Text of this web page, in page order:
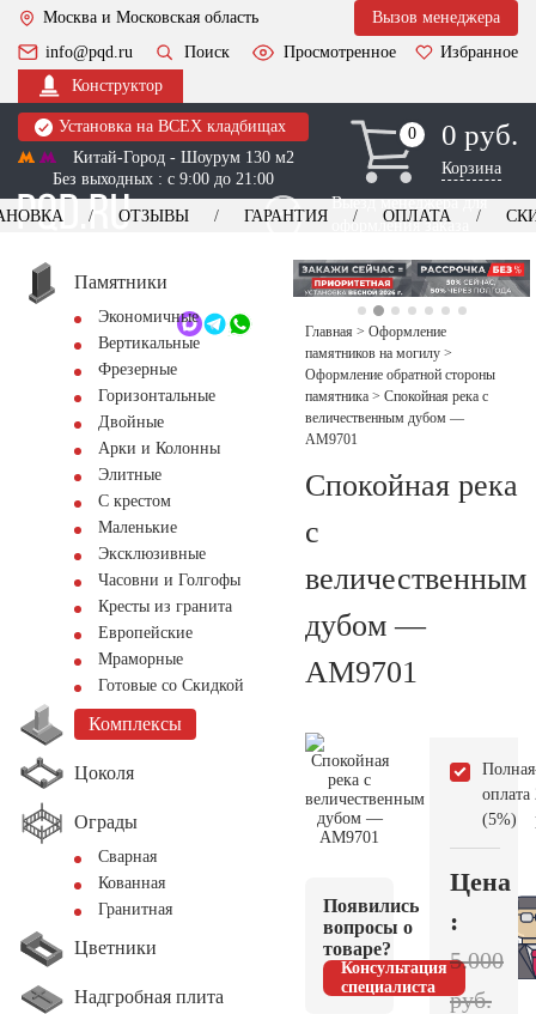
Москва и Московская область
Вызов менеджера
info@pqd.ru
Поиск Просмотренное
Избранное
Конструктор
Установка на ВСЕХ кладбищах
Китай-Город - Шоурум 130 м2
Без выходных : с 9:00 до 21:00
0
0 0 руб.
Корзина
Выезд менеджера для
оформления заказа
+7 (495) 518-44-23
Обратный звонок
ОТЗЫВЫ ГАРАНТИЯ ОПЛАТА
Памятники
Экономичные
Вертикальные
Фрезерные
Горизонтальные
Двойные
Арки и Колонны
Элитные
С крестом
Маленькие
Эксклюзивные
Часовни и Голгофы
Кресты из гранита
Европейские
Мраморные
Готовые со Скидкой
Комплексы
Цоколя
Ограды
Сварная
Кованная
Гранитная
Цветники
Надгробная плита
Главная > Оформление
памятников на могилу >
Оформление обратной стороны
памятника > Спокойная река с
величественным дубом —
AM9701
Спокойная река
с
величественным
дубом —
AM9701
Появились
вопросы о
товаре?
Консультация
специалиста
Полная
оплата
(5%)
Цена
:
5.000
руб.